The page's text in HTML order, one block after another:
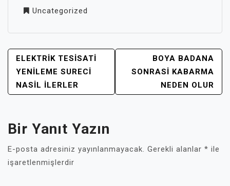
Uncategorized
YAZI
GEZINMESI
ELEKTRIK TESISATI
YENILEME SURECI
NASIL İLERLER
BOYA BADANA
SONRASI KABARMA
NEDEN OLUR
Bir Yanıt Yazın
E-posta adresiniz yayınlanmayacak. Gerekli alanlar * ile
işaretlenmişlerdir